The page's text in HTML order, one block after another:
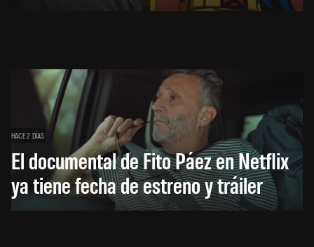
HACE 2 DÍAS
El documental de Fito Páez en Netflix
ya tiene fecha de estreno y tráiler